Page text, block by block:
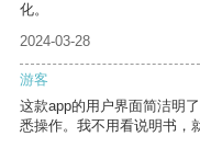
化。
2024-03-28
游客
这款app的用户界面简洁明
悉操作。我不用看说明书，